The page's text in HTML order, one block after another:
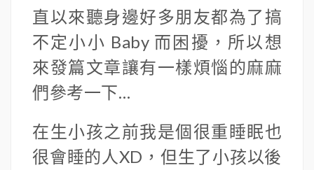
直以來聽身邊好多朋友都為了搞
不定小小 Baby 而困擾，所以想
來發篇文章讓有一樣煩惱的麻麻
們參考一下…
在生小孩之前我是個很重睡眠也
很會睡的人XD，但生了小孩以後